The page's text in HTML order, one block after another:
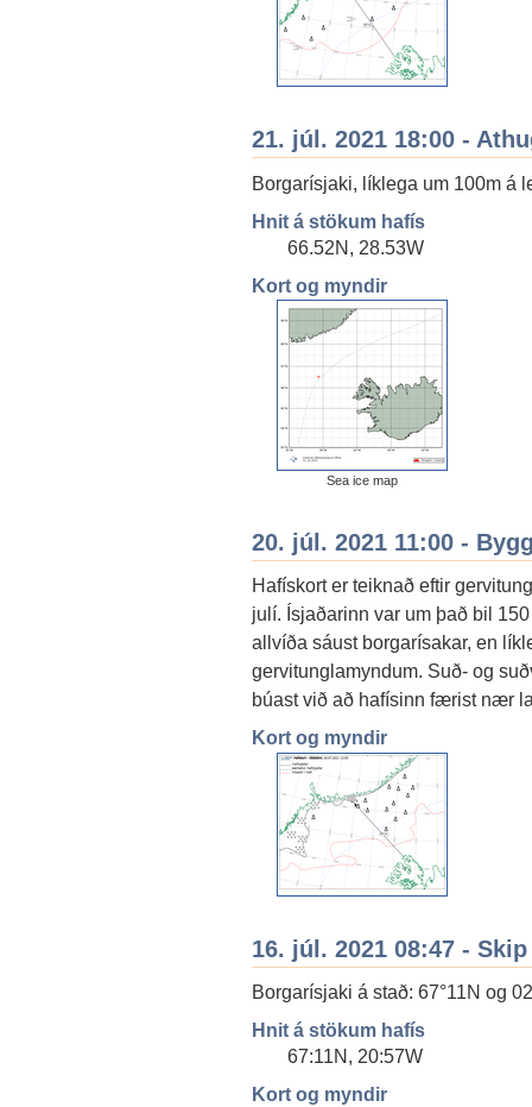
21. júl. 2021 18:00 -
Borgarísjaki, líklega um 100m á
Hnit á stökum hafís
66.52N, 28.53W
Kort og myndir
Sea ice map
20. júl. 2021 11:00 -
Hafískort er teiknað eftir
julí. Ísjaðarinn var um það bil
allvíða sáust borgarísakar, en
gervitunglamyndum. Suð- og
búast við að hafísinn færist nær
Kort og myndir
16. júl. 2021 08:47 - Skip
Borgarísjaki á stað: 67°11N og
Hnit á stökum hafís
67:11N, 20:57W
Kort og myndir